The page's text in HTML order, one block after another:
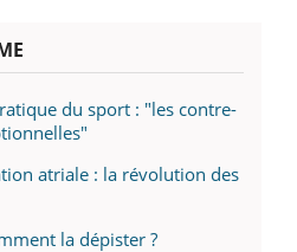
du sport : "les contre-
atriale : la révolution des
la dépister ?